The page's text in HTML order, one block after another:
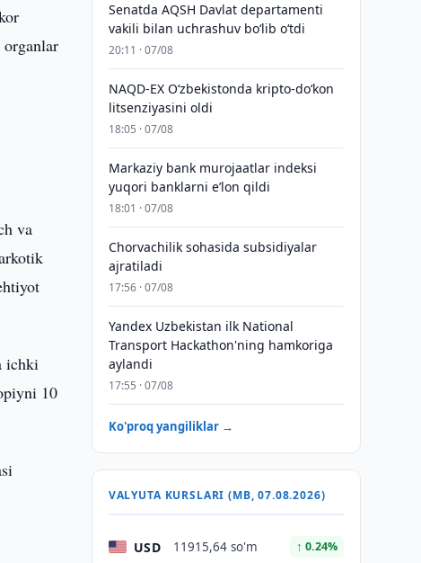
va
ichki
10
Senatda AQSH Davlat departamenti
vakili bilan uchrashuv boʻlib oʻtdi
20:11 · 07/08
NAQD-EX O‘zbekistonda kripto-do‘kon
litsenziyasini oldi
18:05 · 07/08
Markaziy bank murojaatlar indeksi
yuqori banklarni eʼlon qildi
18:01 · 07/08
Chorvachilik sohasida subsidiyalar
ajratiladi
17:56 · 07/08
Yandex Uzbekistan ilk National
Transport Hackathon'ning hamkoriga
aylandi
17:55 · 07/08
Ko'proq yangiliklar →
VALYUTA KURSLARI (MB, 07.08.2026)
USD 11915,64 so'm ↑ 0.24%